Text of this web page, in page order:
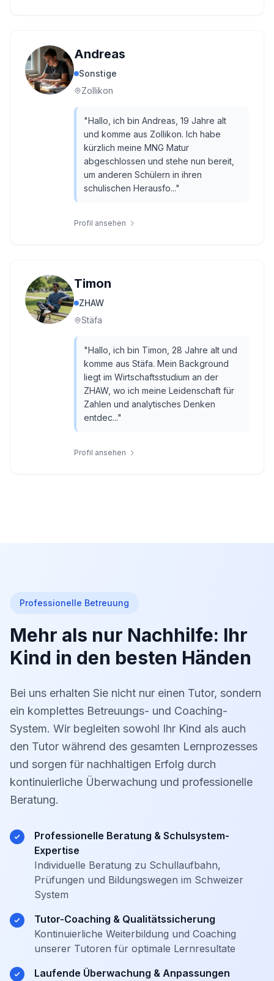
Andreas
Sonstige
Zollikon
"Hallo, ich bin Andreas, 19 Jahre alt
und komme aus Zollikon. Ich habe
kürzlich meine MNG Matur
abgeschlossen und stehe nun bereit,
um anderen Schülern in ihren
schulischen Herausfo..."
Profil ansehen
Timon
ZHAW
Stäfa
"Hallo, ich bin Timon, 28 Jahre alt und
komme aus Stäfa. Mein Background
liegt im Wirtschaftsstudium an der
ZHAW, wo ich meine Leidenschaft für
Zahlen und analytisches Denken
entdec..."
Profil ansehen
Professionelle Betreuung
Mehr als nur Nachhilfe: Ihr
Kind in den besten Händen
Bei uns erhalten Sie nicht nur einen Tutor, sondern
ein komplettes Betreuungs- und Coaching-
System. Wir begleiten sowohl Ihr Kind als auch
den Tutor während des gesamten Lernprozesses
und sorgen für nachhaltigen Erfolg durch
kontinuierliche Überwachung und professionelle
Beratung.
Professionelle Beratung & Schulsystem-
Expertise
Individuelle Beratung zu Schullaufbahn,
Prüfungen und Bildungswegen im Schweizer
System
Tutor-Coaching & Qualitätssicherung
Kontinuierliche Weiterbildung und Coaching
unserer Tutoren für optimale Lernresultate
Laufende Überwachung & Anpassungen